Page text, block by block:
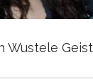
Wustele